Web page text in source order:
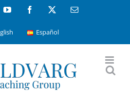
YouTube Facebook Email
Español